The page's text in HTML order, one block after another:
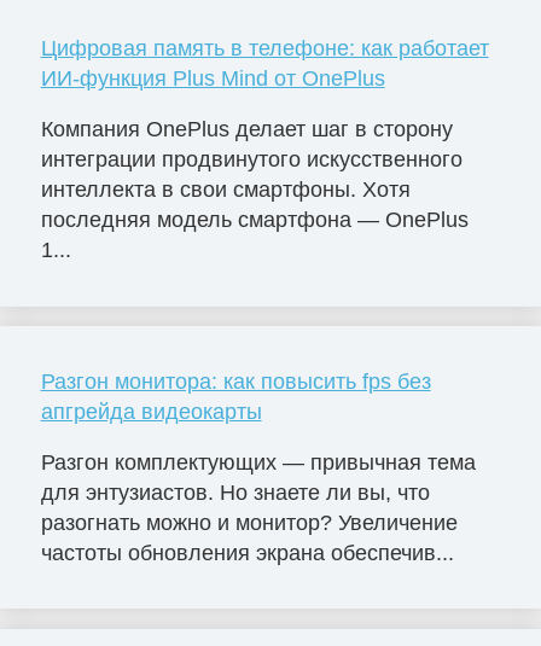
Цифровая память в телефоне: как работает
ИИ-функция Plus Mind от OnePlus
Компания OnePlus делает шаг в сторону
интеграции продвинутого искусственного
интеллекта в свои смартфоны. Хотя
последняя модель смартфона — OnePlus
1...
Разгон монитора: как повысить fps без
апгрейда видеокарты
Разгон комплектующих — привычная тема
для энтузиастов. Но знаете ли вы, что
разогнать можно и монитор? Увеличение
частоты обновления экрана обеспечив...